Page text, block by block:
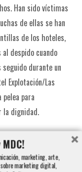
Han sido víctimas
de ellas se han
de los hoteles,
despido cuando
seguido durante un
Explotación/Las
para
la dignidad.
marketing, arte,
marketing digital,